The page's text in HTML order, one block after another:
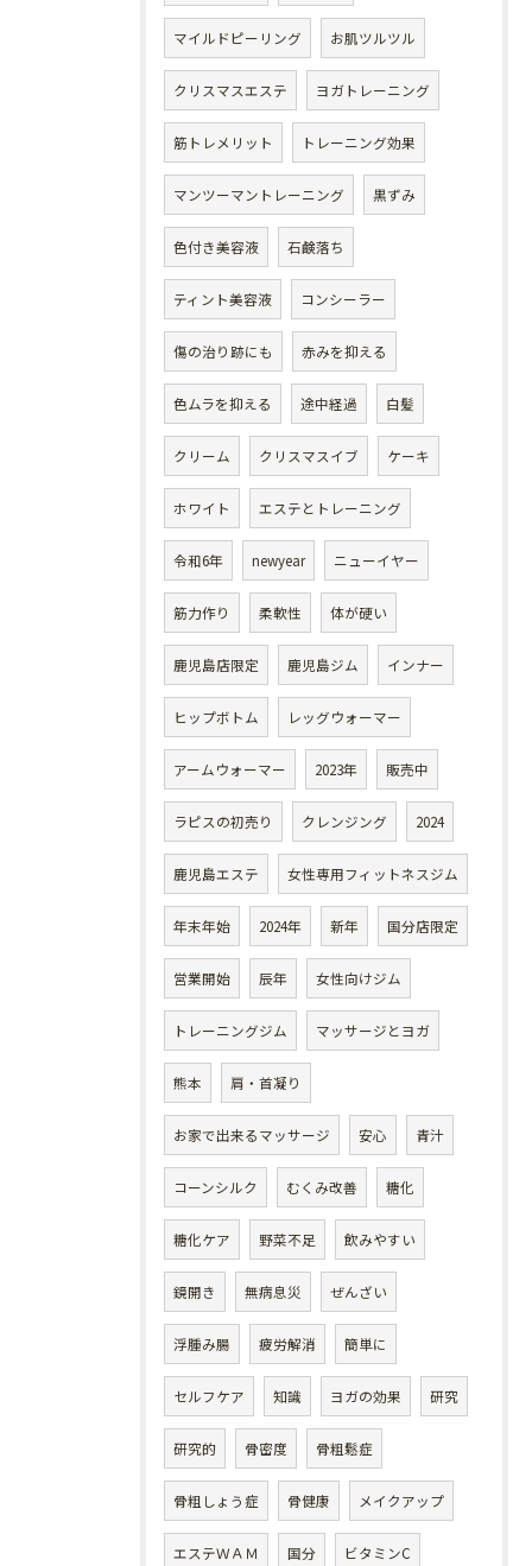
マイルドピーリング お肌ツルツル
クリスマスエステ ヨガトレーニング
筋トレメリット トレーニング効果
マンツーマントレーニング 黒ずみ
色付き美容液 石鹸落ち
ティント美容液 コンシーラー
傷の治り跡にも 赤みを抑える
色ムラを抑える 途中経過 白髪
クリーム クリスマスイブ ケーキ
ホワイト エステとトレーニング
令和6年 newyear ニューイヤー
筋力作り 柔軟性 体が硬い
鹿児島店限定 鹿児島ジム インナー
ヒップボトム レッグウォーマー
アームウォーマー 2023年 販売中
ラピスの初売り クレンジング 2024
鹿児島エステ 女性専用フィットネスジム
年末年始 2024年 新年 国分店限定
営業開始 辰年 女性向けジム
トレーニングジム マッサージとヨガ
熊本 肩・首凝り
お家で出来るマッサージ 安心 青汁
コーンシルク むくみ改善 糖化
糖化ケア 野菜不足 飲みやすい
鏡開き 無病息災 ぜんざい
浮腫み腸 疲労解消 簡単に
セルフケア 知識 ヨガの効果 研究
研究的 骨密度 骨粗鬆症
骨粗しょう症 骨健康 メイクアップ
エステＷＡＭ 国分 ビタミンC